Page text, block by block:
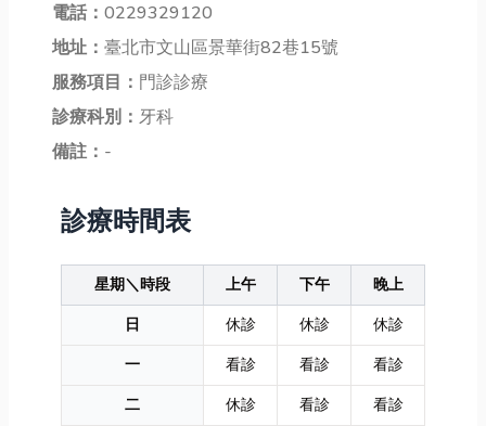
電話： 0229329120
地址： 臺北市文山區景華街82巷15號
服務項目： 門診診療
診療科別： 牙科
備註： -
診療時間表
星期＼時段 上午 下午
晚上
日
休診 休診
休診
一
看診 看診
看診
二
休診 看診
看診